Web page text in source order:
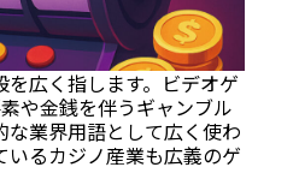
を広く指します。ビデオゲ
や金銭を伴うギャンブル
な業界用語として広く使わ
るカジノ産業も広義のゲ